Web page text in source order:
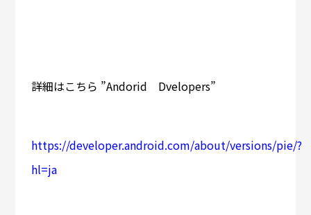
詳細はこちら ”Andorid Dvelopers”
https://developer.android.com/about/versions/pie/?
hl=ja